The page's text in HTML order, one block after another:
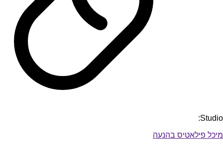
Studio:
מיכל פילאטיס בהנעה